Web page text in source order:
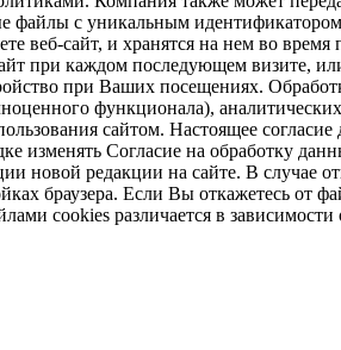
с уникальным
веб-сайт, и хранятся на нем во
при каждом последующем визите,
при Ваших посещениях.
функционала),
сайтом. Настоящее согласие
Согласие на обработку
новой редакции на сайте. В
браузера. Если Вы откажетесь от
cookies различается в